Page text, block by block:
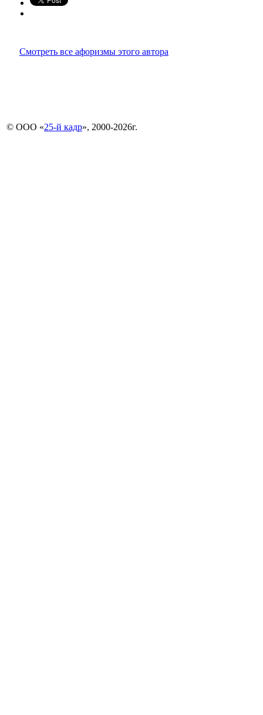
Смотреть все афоризмы этого автора
© ООО «25-й кадр», 2000-2026г.